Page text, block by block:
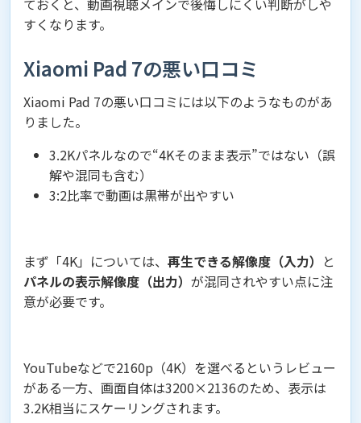
ておくと、動画視聴メインで後悔しにくい判断がしや
すくなります。
Xiaomi Pad 7の悪い口コミ
Xiaomi Pad 7の悪い口コミには以下のようなものがあ
りました。
3.2Kパネルなので“4Kそのまま表示”ではない（誤
解や混同も含む）
3:2比率で動画は黒帯が出やすい
まず「4K」については、 再生できる解像度（入力） と
パネルの表示解像度（出力） が混同されやすい点に注
意が必要です。
YouTubeなどで2160p（4K）を選べるというレビュー
がある一方、画面自体は3200×2136のため、表示は
3.2K相当にスケーリングされます。